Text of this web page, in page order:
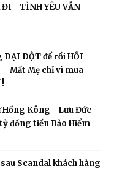
- TÌNH YÊU VẪN
DỘT để rồi HỐI
– Mất Mẹ chỉ vì mua
Kông - Lưu Đức
đồng tiền Bảo Hiểm
Scandal khách hàng